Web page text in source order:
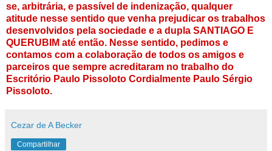
se, arbitrária, e passível de indenização, qualquer
atitude nesse sentido que venha prejudicar os trabalhos
desenvolvidos pela sociedade e a dupla SANTIAGO E
QUERUBIM até então. Nesse sentido, pedimos e
contamos com a colaboração de todos os amigos e
parceiros que sempre acreditaram no trabalho do
Escritório Paulo Pissoloto Cordialmente Paulo Sérgio
Pissoloto.
Cezar de A Becker
Compartilhar